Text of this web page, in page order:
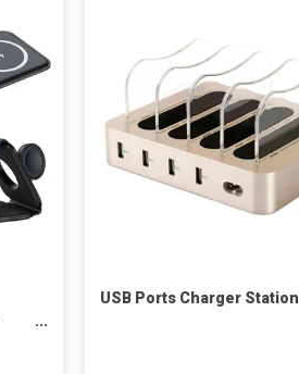
USB Ports Charger Station